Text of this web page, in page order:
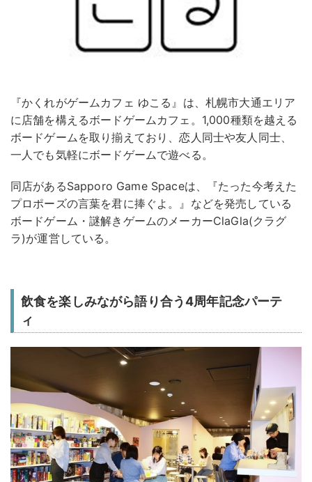
『かくれがゲームカフェ ゆこる』は、札幌市大通エリア
に店舗を構えるボードゲームカフェ。1,000種類を越える
ボードゲームを取り揃えており、恋人同士や友人同士、
一人でも気軽にボードゲームで遊べる。
同店があるSapporo Game Spaceは、『たった今考えた
プロポーズの言葉を君に捧ぐよ。』などを発売している
ボードゲーム・謎解きゲームのメーカーClaGla(クラグ
ラ)が運営している。
飲食を楽しみながら語り合う4周年記念パーテ
ィ